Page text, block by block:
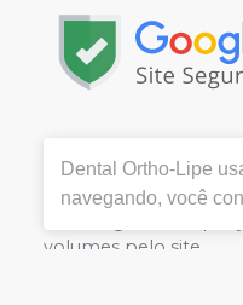
3280 VILA MARIANA
Alves Gabriele.
de divergência de
volumes pelo site.
Dental Ortho-Lipe
navegando, você